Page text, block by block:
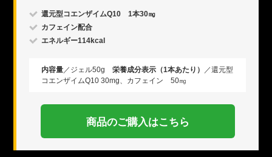
還元型コエンザイムQ10 1本30㎎
カフェイン配合
エネルギー114kcal
内容量／ジェル50g 栄養成分表示（1本あたり）
／還元型
コエンザイムQ10 30mg、カフェイン 50㎎
商品のご購入はこちら